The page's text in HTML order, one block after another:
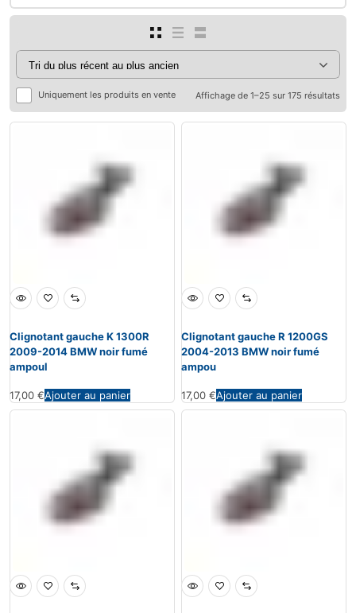
Uniquement les produits en vente Affichage de 1–25 sur 175 résultats
Clignotant gauche K 1300R
2009-2014 BMW noir fumé
ampoul
17,00 €Ajouter au panier
Clignotant gauche R 1200GS
2004-2013 BMW noir fumé
ampou
17,00 €Ajouter au panier